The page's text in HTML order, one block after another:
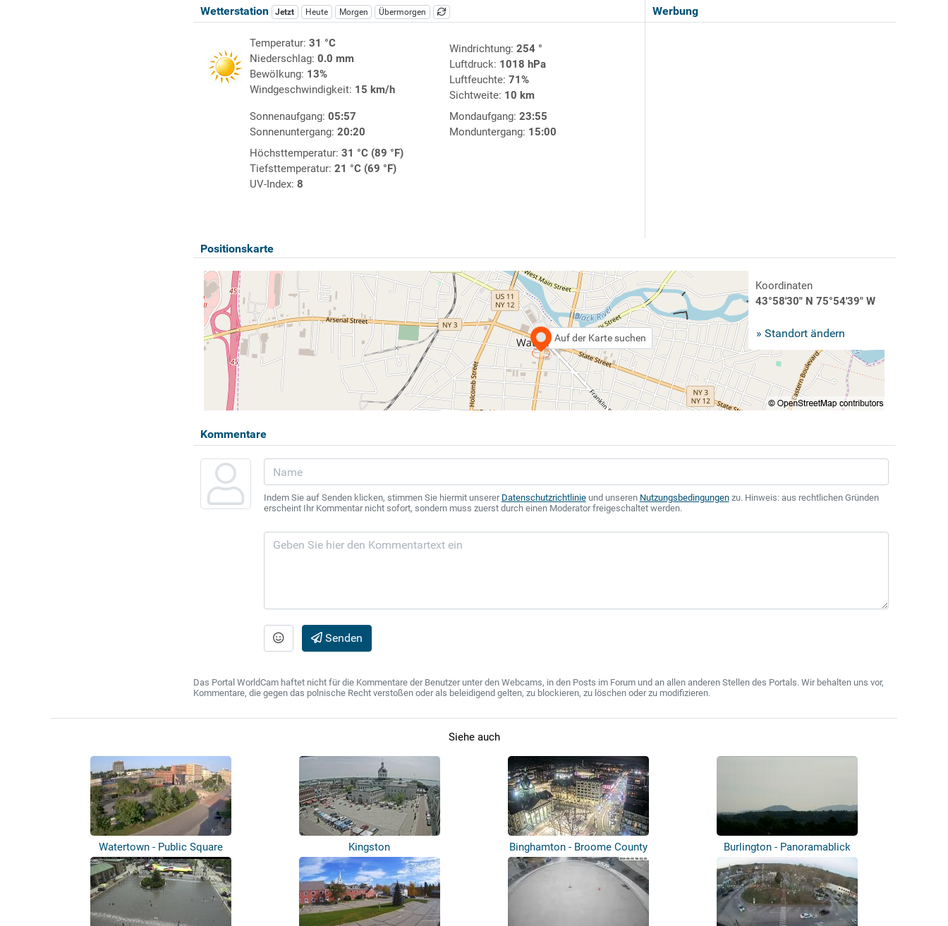
Werbung
Wetterstation Jetzt Heute Morgen Übermorgen
Temperatur: 31 °C
Niederschlag: 0.0 mm
Bewölkung: 13%
Windgeschwindigkeit: 15 km/h
Windrichtung: 254 °
Luftdruck: 1018 hPa
Luftfeuchte: 71%
Sichtweite: 10 km
Sonnenaufgang: 05:57
Sonnenuntergang: 20:20
Mondaufgang: 23:55
Monduntergang: 15:00
Höchsttemperatur: 31 °C (89 °F)
Tiefsttemperatur: 21 °C (69 °F)
UV-Index: 8
Positionskarte
Auf der Karte suchen
Koordinaten
43°58'30" N 75°54'39" W
» Standort ändern
Kommentare
Indem Sie auf Senden klicken, stimmen Sie hiermit unserer Datenschutzrichtlinieund unseren Nutzungsbedingungenzu. Hinweis: aus rechtlichen Gründen
erscheint Ihr Kommentar nicht sofort, sondern muss zuerst durch einen Moderator freigeschaltet werden.
Senden
Das Portal WorldCam haftet nicht für die Kommentare der Benutzer unter den Webcams, in den Posts im Forum und an allen anderen Stellen des Portals. Wir behalten uns vor,
Kommentare, die gegen das polnische Recht verstoßen oder als beleidigend gelten, zu blockieren, zu löschen oder zu modifizieren.
Siehe auch
Watertown - Public Square Kingston
Binghamton - Broome County
Courthouse
Burlington - Panoramablick